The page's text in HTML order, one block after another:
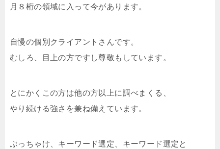
月８桁の領域に入って今があります。
自慢の個別クライアントさんです。
むしろ、目上の方ですし尊敬もしています。
とにかくこの方は他の方以上に調べまくる、
やり続ける強さを兼ね備えています。
ぶっちゃけ、キーワード選定、キーワード選定と